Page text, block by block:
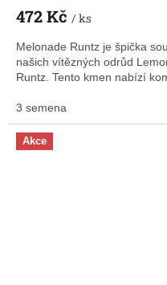
472 Kč / ks
Melonade Runtz je špička
našich vítězných odrůd
Runtz. Tento kmen nabízí
3 semena
Akce